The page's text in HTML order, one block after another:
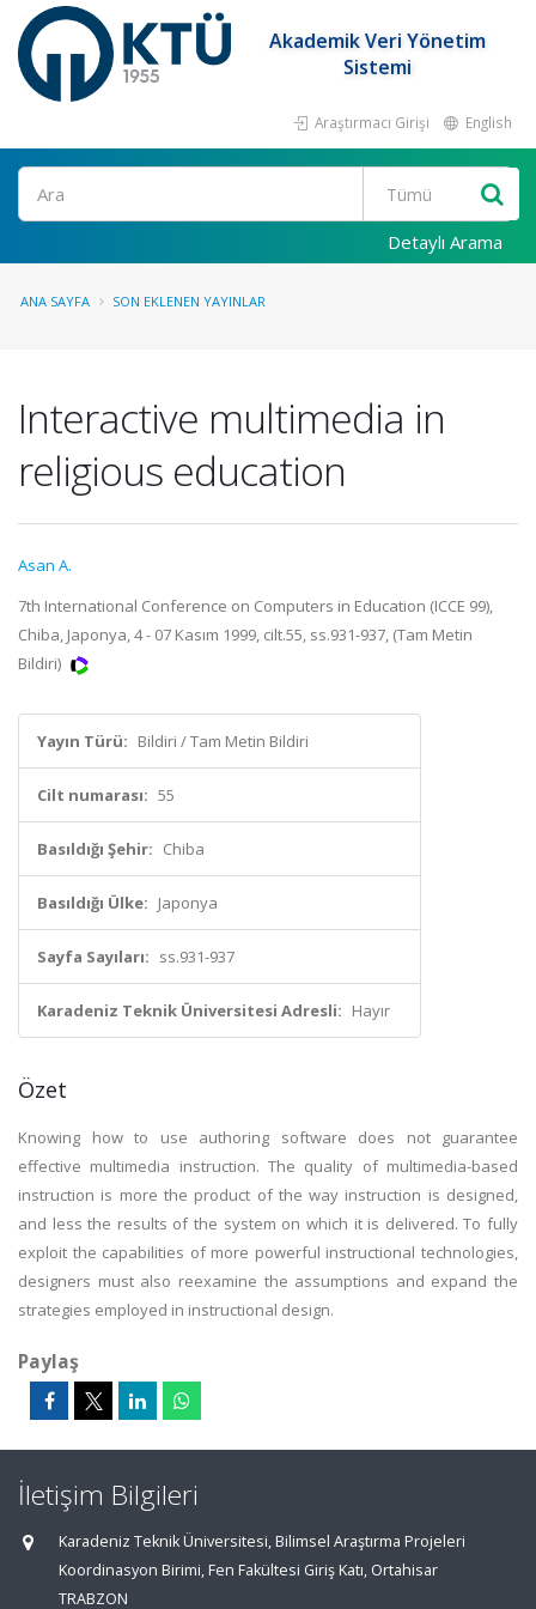
Akademik Veri Yönetim
Sistemi
Araştırmacı Girişi English
Ara
Detaylı Arama
ANA SAYFA SON EKLENEN YAYINLAR
Interactive multimedia in
religious education
Asan A.
7th International Conference on Computers in Education (ICCE 99),
Chiba, Japonya, 4 - 07 Kasım 1999, cilt.55, ss.931-937, (Tam Metin
Bildiri)
Yayın Türü: Bildiri / Tam Metin Bildiri
Cilt numarası: 55
Basıldığı Şehir: Chiba
Basıldığı Ülke: Japonya
Sayfa Sayıları: ss.931-937
Karadeniz Teknik Üniversitesi Adresli: Hayır
Özet
Knowing how to use authoring software does not guarantee
effective multimedia instruction. The quality of multimedia-based
instruction is more the product of the way instruction is designed,
and less the results of the system on which it is delivered. To fully
exploit the capabilities of more powerful instructional technologies,
designers must also reexamine the assumptions and expand the
strategies employed in instructional design.
Paylaş
İletişim Bilgileri
Karadeniz Teknik Üniversitesi, Bilimsel Araştırma Projeleri
Koordinasyon Birimi, Fen Fakültesi Giriş Katı, Ortahisar
TRABZON